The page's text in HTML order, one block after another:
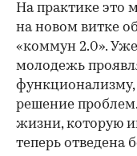
На практике это
на новом витке
«коммун 2.0».
молодежь
решение
жизни, которую
теперь отведена